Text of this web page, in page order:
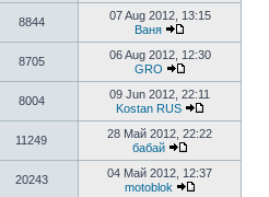
8844
07 Aug 2012, 13:15
Ваня
8705
06 Aug 2012, 12:30
GRO
8004
09 Jun 2012, 22:11
Kostan RUS
11249
28 Май 2012, 22:22
бабай
20243
04 Май 2012, 12:37
motoblok